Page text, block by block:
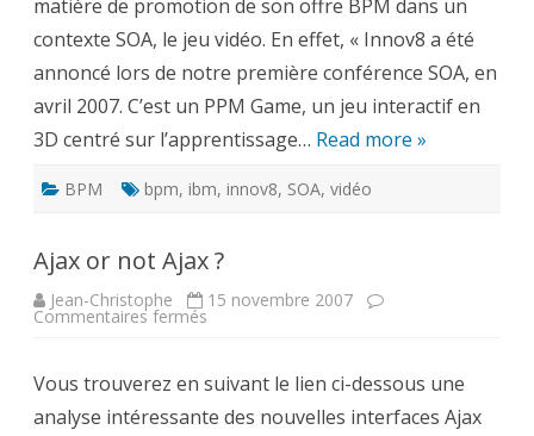
vidéo
…
matière de promotion de son offre BPM dans un
contexte SOA, le jeu vidéo. En effet, « Innov8 a été
annoncé lors de notre première conférence SOA, en
avril 2007. C’est un PPM Game, un jeu interactif en
3D centré sur l’apprentissage… Read more »
BPM bpm, ibm, innov8, SOA, vidéo
Ajax or not Ajax ?
Jean-Christophe 15 novembre 2007
Commentaires fermés
Ajax
?
Vous trouverez en suivant le lien ci-dessous une
analyse intéressante des nouvelles interfaces Ajax